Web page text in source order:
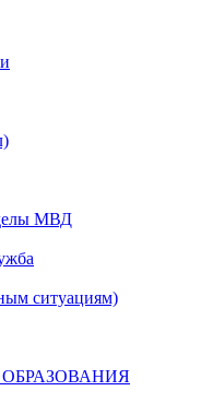
МВД
ситуациям)